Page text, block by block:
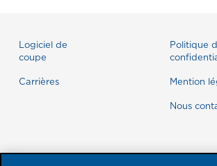
Logiciel de
coupe
Carrières
Politique
Mention
Nous